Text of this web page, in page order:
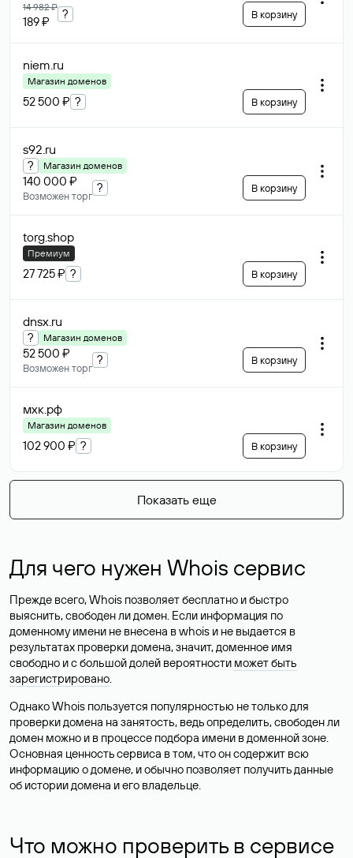
14 982 ₽
189 ₽
? В корзину
niem.ru
Магазин доменов
52 500 ₽ ? В корзину
s92.ru
? Магазин доменов
140 000 ₽
Возможен торг
? В корзину
torg.shop
Премиум
27 725 ₽ ? В корзину
dnsx.ru
? Магазин доменов
52 500 ₽
Возможен торг
? В корзину
мхк.рф
Магазин доменов
102 900 ₽ ? В корзину
Показать еще
Для чего нужен Whois сервис
Прежде всего, Whois позволяет бесплатно и быстро
выяснить, свободен ли домен. Если информация по
доменному имени не внесена в whois и не выдается в
результатах проверки домена, значит, доменное имя
свободно и с большой долей вероятности может быть
зарегистрировано.
Однако Whois пользуется популярностью не только для
проверки домена на занятость, ведь определить, свободен ли
домен можно и в процессе подбора имени в доменной зоне.
Основная ценность сервиса в том, что он содержит всю
информацию о домене, и обычно позволяет получить данные
об истории домена и его владельце.
Что можно проверить в сервисе